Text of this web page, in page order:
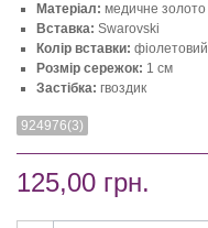
Матеріал: медичне золото
Вставка: Swarovski
Колір вставки: фіолетовий
Розмір сережок: 1 см
Застібка: гвоздик
924976(3)
125,00 грн.